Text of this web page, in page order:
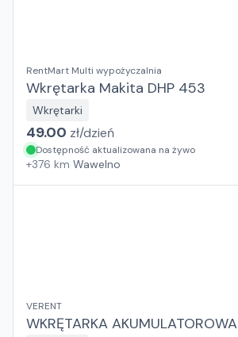
RentMart Multi wypożyczalnia
Wkrętarka Makita DHP 453
Wkrętarki
49.00 zł/dzień
Dostępność aktualizowana na żywo
+376 km Wawelno
VERENT
WKRĘTARKA AKUMULATOROWA